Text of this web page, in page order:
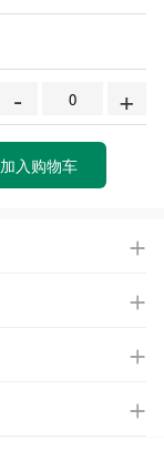
- +
加入购物车